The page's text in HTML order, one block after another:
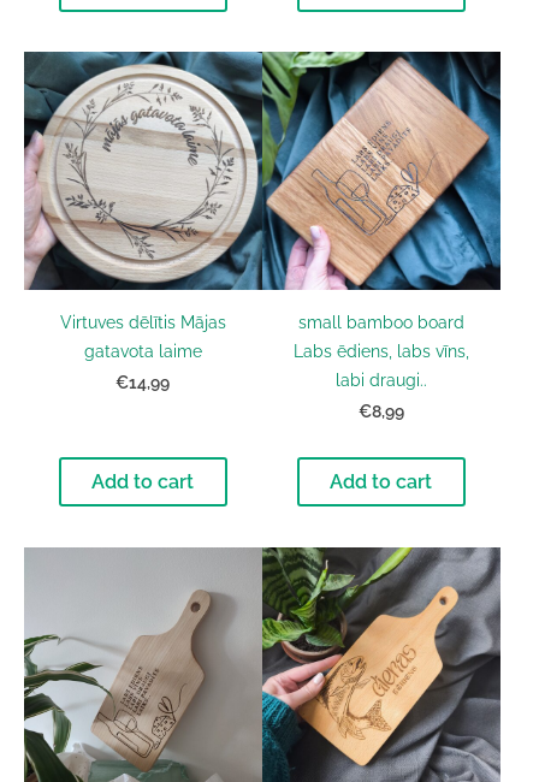
Virtuves dēlītis Mājas
gatavota laime
€14,99
Add to cart
small bamboo board
Labs ēdiens, labs vīns,
labi draugi..
€8,99
Add to cart